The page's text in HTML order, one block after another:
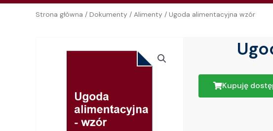
Strona główna / Dokumenty / Alimenty / Ugoda alimentacyjna wzór
Kupuję